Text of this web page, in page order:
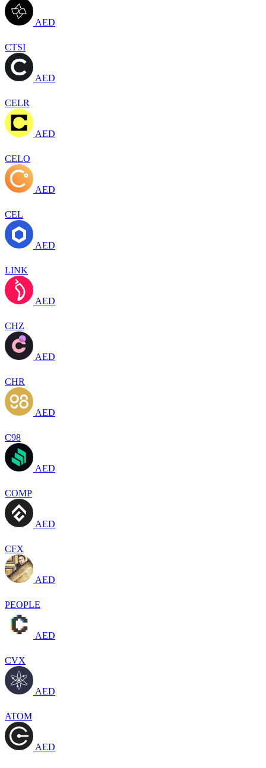
AED
CTSI
AED
CELR
AED
CELO
AED
CEL
AED
LINK
AED
CHZ
AED
CHR
AED
C98
AED
COMP
AED
CFX
AED
PEOPLE
AED
CVX
AED
ATOM
AED